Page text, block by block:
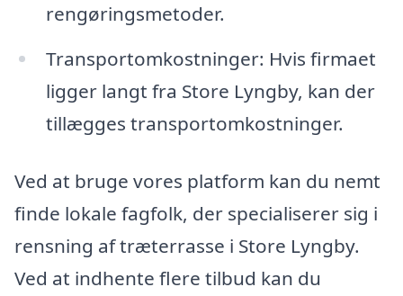
rengøringsmetoder.
Transportomkostninger: Hvis firmaet
ligger langt fra Store Lyngby, kan der
tillægges transportomkostninger.
Ved at bruge vores platform kan du nemt
finde lokale fagfolk, der specialiserer sig i
rensning af træterrasse i Store Lyngby.
Ved at indhente flere tilbud kan du